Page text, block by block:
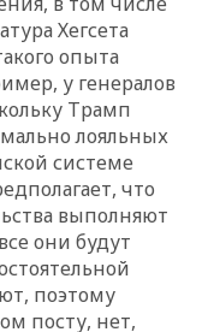
Хегсета
опыта
у генералов
Трамп
лояльных
системе
что
выполняют
они будут
поэтому
посту, нет,